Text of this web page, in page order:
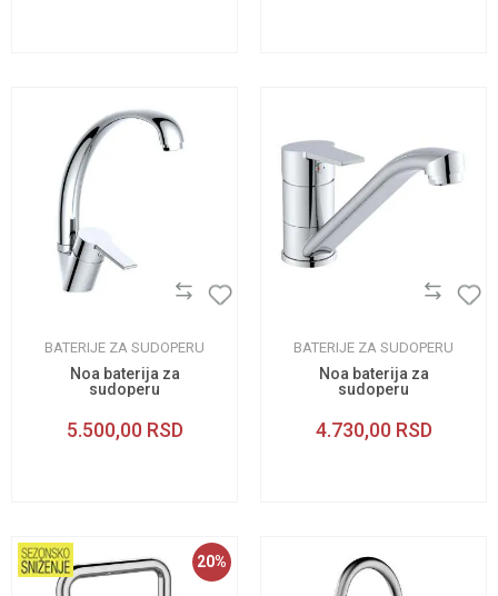
BATERIJE ZA SUDOPERU
Noa baterija za
sudoperu
5.500,00 RSD
BATERIJE ZA SUDOPERU
Noa baterija za
sudoperu
4.730,00 RSD
20%